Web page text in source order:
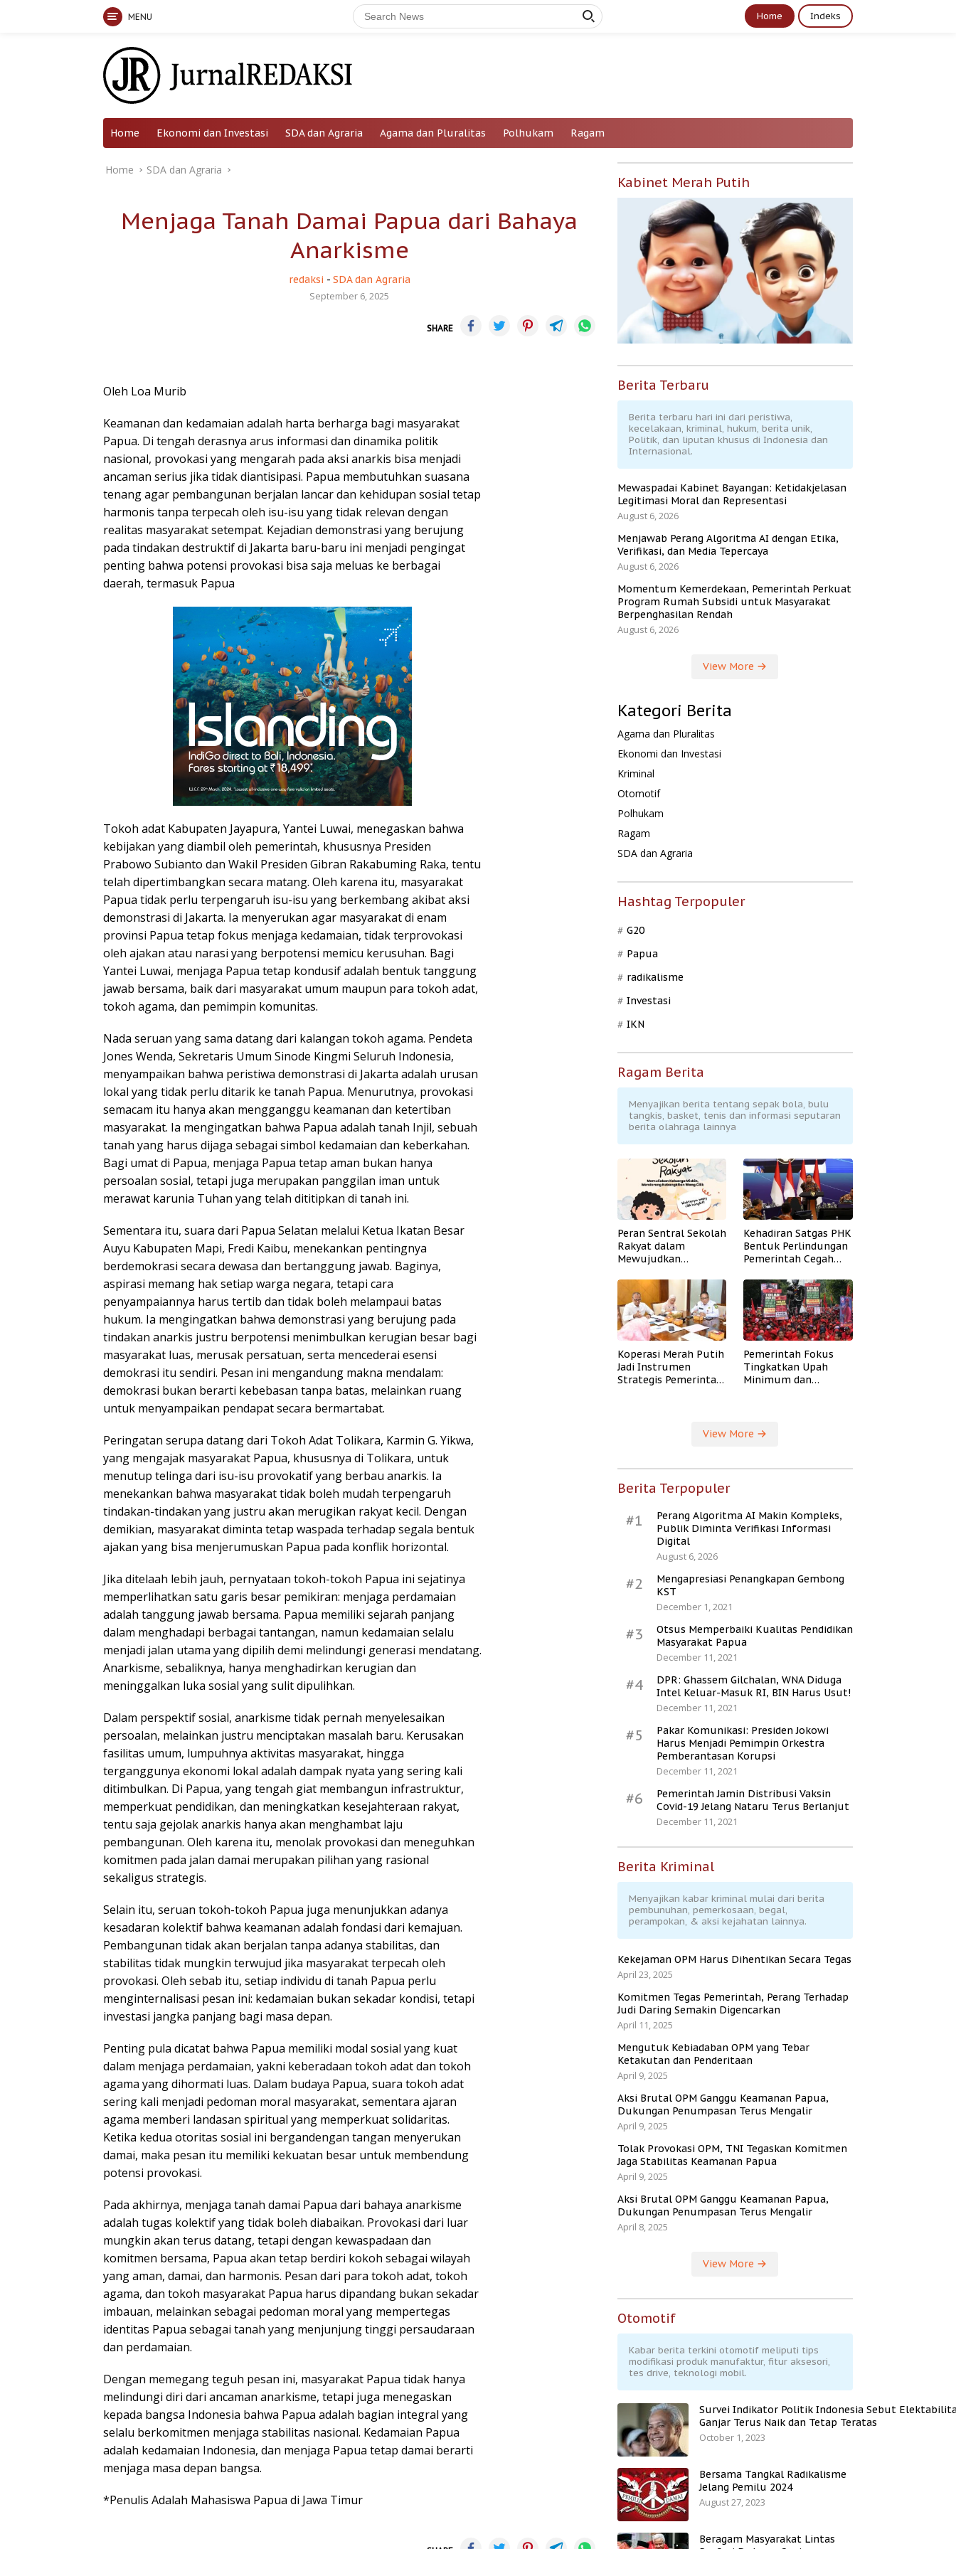
MENU Home Indeks
Home Ekonomi dan Investasi SDA dan Agraria Agama dan Pluralitas Polhukam Ragam
Home SDA dan Agraria
Menjaga Tanah Damai Papua dari Bahaya
Anarkisme
redaksi - SDA dan Agraria
September 6, 2025
SHARE
Oleh Loa Murib
Keamanan dan kedamaian adalah harta berharga bagi masyarakat
Papua. Di tengah derasnya arus informasi dan dinamika politik
nasional, provokasi yang mengarah pada aksi anarkis bisa menjadi
ancaman serius jika tidak diantisipasi. Papua membutuhkan suasana
tenang agar pembangunan berjalan lancar dan kehidupan sosial tetap
harmonis tanpa terpecah oleh isu-isu yang tidak relevan dengan
realitas masyarakat setempat. Kejadian demonstrasi yang berujung
pada tindakan destruktif di Jakarta baru-baru ini menjadi pengingat
penting bahwa potensi provokasi bisa saja meluas ke berbagai
daerah, termasuk Papua
Tokoh adat Kabupaten Jayapura, Yantei Luwai, menegaskan bahwa
kebijakan yang diambil oleh pemerintah, khususnya Presiden
Prabowo Subianto dan Wakil Presiden Gibran Rakabuming Raka, tentu
telah dipertimbangkan secara matang. Oleh karena itu, masyarakat
Papua tidak perlu terpengaruh isu-isu yang berkembang akibat aksi
demonstrasi di Jakarta. Ia menyerukan agar masyarakat di enam
provinsi Papua tetap fokus menjaga kedamaian, tidak terprovokasi
oleh ajakan atau narasi yang berpotensi memicu kerusuhan. Bagi
Yantei Luwai, menjaga Papua tetap kondusif adalah bentuk tanggung
jawab bersama, baik dari masyarakat umum maupun para tokoh adat,
tokoh agama, dan pemimpin komunitas.
Nada seruan yang sama datang dari kalangan tokoh agama. Pendeta
Jones Wenda, Sekretaris Umum Sinode Kingmi Seluruh Indonesia,
menyampaikan bahwa peristiwa demonstrasi di Jakarta adalah urusan
lokal yang tidak perlu ditarik ke tanah Papua. Menurutnya, provokasi
semacam itu hanya akan mengganggu keamanan dan ketertiban
masyarakat. Ia mengingatkan bahwa Papua adalah tanah Injil, sebuah
tanah yang harus dijaga sebagai simbol kedamaian dan keberkahan.
Bagi umat di Papua, menjaga Papua tetap aman bukan hanya
persoalan sosial, tetapi juga merupakan panggilan iman untuk
merawat karunia Tuhan yang telah dititipkan di tanah ini.
Sementara itu, suara dari Papua Selatan melalui Ketua Ikatan Besar
Auyu Kabupaten Mapi, Fredi Kaibu, menekankan pentingnya
berdemokrasi secara dewasa dan bertanggung jawab. Baginya,
aspirasi memang hak setiap warga negara, tetapi cara
penyampaiannya harus tertib dan tidak boleh melampaui batas
hukum. Ia mengingatkan bahwa demonstrasi yang berujung pada
tindakan anarkis justru berpotensi menimbulkan kerugian besar bagi
masyarakat luas, merusak persatuan, serta mencederai esensi
demokrasi itu sendiri. Pesan ini mengandung makna mendalam:
demokrasi bukan berarti kebebasan tanpa batas, melainkan ruang
untuk menyampaikan pendapat secara bermartabat.
Peringatan serupa datang dari Tokoh Adat Tolikara, Karmin G. Yikwa,
yang mengajak masyarakat Papua, khususnya di Tolikara, untuk
menutup telinga dari isu-isu provokatif yang berbau anarkis. Ia
menekankan bahwa masyarakat tidak boleh mudah terpengaruh
tindakan-tindakan yang justru akan merugikan rakyat kecil. Dengan
demikian, masyarakat diminta tetap waspada terhadap segala bentuk
ajakan yang bisa menjerumuskan Papua pada konflik horizontal.
Jika ditelaah lebih jauh, pernyataan tokoh-tokoh Papua ini sejatinya
memperlihatkan satu garis besar pemikiran: menjaga perdamaian
adalah tanggung jawab bersama. Papua memiliki sejarah panjang
dalam menghadapi berbagai tantangan, namun kedamaian selalu
menjadi jalan utama yang dipilih demi melindungi generasi mendatang.
Anarkisme, sebaliknya, hanya menghadirkan kerugian dan
meninggalkan luka sosial yang sulit dipulihkan.
Dalam perspektif sosial, anarkisme tidak pernah menyelesaikan
persoalan, melainkan justru menciptakan masalah baru. Kerusakan
fasilitas umum, lumpuhnya aktivitas masyarakat, hingga
terganggunya ekonomi lokal adalah dampak nyata yang sering kali
ditimbulkan. Di Papua, yang tengah giat membangun infrastruktur,
memperkuat pendidikan, dan meningkatkan kesejahteraan rakyat,
tentu saja gejolak anarkis hanya akan menghambat laju
pembangunan. Oleh karena itu, menolak provokasi dan meneguhkan
komitmen pada jalan damai merupakan pilihan yang rasional
sekaligus strategis.
Selain itu, seruan tokoh-tokoh Papua juga menunjukkan adanya
kesadaran kolektif bahwa keamanan adalah fondasi dari kemajuan.
Pembangunan tidak akan berjalan tanpa adanya stabilitas, dan
stabilitas tidak mungkin terwujud jika masyarakat terpecah oleh
provokasi. Oleh sebab itu, setiap individu di tanah Papua perlu
menginternalisasi pesan ini: kedamaian bukan sekadar kondisi, tetapi
investasi jangka panjang bagi masa depan.
Penting pula dicatat bahwa Papua memiliki modal sosial yang kuat
dalam menjaga perdamaian, yakni keberadaan tokoh adat dan tokoh
agama yang dihormati luas. Dalam budaya Papua, suara tokoh adat
sering kali menjadi pedoman moral masyarakat, sementara ajaran
agama memberi landasan spiritual yang memperkuat solidaritas.
Ketika kedua otoritas sosial ini bergandengan tangan menyerukan
damai, maka pesan itu memiliki kekuatan besar untuk membendung
potensi provokasi.
Pada akhirnya, menjaga tanah damai Papua dari bahaya anarkisme
adalah tugas kolektif yang tidak boleh diabaikan. Provokasi dari luar
mungkin akan terus datang, tetapi dengan kewaspadaan dan
komitmen bersama, Papua akan tetap berdiri kokoh sebagai wilayah
yang aman, damai, dan harmonis. Pesan dari para tokoh adat, tokoh
agama, dan tokoh masyarakat Papua harus dipandang bukan sekadar
imbauan, melainkan sebagai pedoman moral yang mempertegas
identitas Papua sebagai tanah yang menjunjung tinggi persaudaraan
dan perdamaian.
Dengan memegang teguh pesan ini, masyarakat Papua tidak hanya
melindungi diri dari ancaman anarkisme, tetapi juga menegaskan
kepada bangsa Indonesia bahwa Papua adalah bagian integral yang
selalu berkomitmen menjaga stabilitas nasional. Kedamaian Papua
adalah kedamaian Indonesia, dan menjaga Papua tetap damai berarti
menjaga masa depan bangsa.
*Penulis Adalah Mahasiswa Papua di Jawa Timur
Kabinet Merah Putih
Berita Terbaru
Berita terbaru hari ini dari peristiwa,
kecelakaan, kriminal, hukum, berita unik,
Politik, dan liputan khusus di Indonesia dan
Internasional.
Mewaspadai Kabinet Bayangan: Ketidakjelasan
Legitimasi Moral dan Representasi
August 6, 2026
Menjawab Perang Algoritma AI dengan Etika,
Verifikasi, dan Media Tepercaya
August 6, 2026
Momentum Kemerdekaan, Pemerintah Perkuat
Program Rumah Subsidi untuk Masyarakat
Berpenghasilan Rendah
August 6, 2026
View More
Kategori Berita
Agama dan Pluralitas
Ekonomi dan Investasi
Kriminal
Otomotif
Polhukam
Ragam
SDA dan Agraria
Hashtag Terpopuler
G20
Papua
radikalisme
Investasi
IKN
Ragam Berita
Menyajikan berita tentang sepak bola, bulu
tangkis, basket, tenis dan informasi seputaran
berita olahraga lainnya
Peran Sentral Sekolah
Rakyat dalam
Mewujudkan
Kehadiran Satgas PHK
Bentuk Perlindungan
Pemerintah Cegah
Koperasi Merah Putih
Jadi Instrumen
Strategis Pemerintah
Pemerintah Fokus
Tingkatkan Upah
Minimum dan
View More
Berita Terpopuler
#1
Perang Algoritma AI Makin Kompleks,
Publik Diminta Verifikasi Informasi
Digital
August 6, 2026
#2
Mengapresiasi Penangkapan Gembong
KST
December 1, 2021
#3
Otsus Memperbaiki Kualitas Pendidikan
Masyarakat Papua
December 11, 2021
#4
DPR: Ghassem Gilchalan, WNA Diduga
Intel Keluar-Masuk RI, BIN Harus Usut!
December 11, 2021
#5
Pakar Komunikasi: Presiden Jokowi
Harus Menjadi Pemimpin Orkestra
Pemberantasan Korupsi
December 11, 2021
#6
Pemerintah Jamin Distribusi Vaksin
Covid-19 Jelang Nataru Terus Berlanjut
December 11, 2021
Berita Kriminal
Menyajikan kabar kriminal mulai dari berita
pembunuhan, pemerkosaan, begal,
perampokan, & aksi kejahatan lainnya.
Kekejaman OPM Harus Dihentikan Secara Tegas
April 23, 2025
Komitmen Tegas Pemerintah, Perang Terhadap
Judi Daring Semakin Digencarkan
April 11, 2025
Mengutuk Kebiadaban OPM yang Tebar
Ketakutan dan Penderitaan
April 9, 2025
Aksi Brutal OPM Ganggu Keamanan Papua,
Dukungan Penumpasan Terus Mengalir
April 9, 2025
Tolak Provokasi OPM, TNI Tegaskan Komitmen
Jaga Stabilitas Keamanan Papua
April 9, 2025
Aksi Brutal OPM Ganggu Keamanan Papua,
Dukungan Penumpasan Terus Mengalir
April 8, 2025
View More
Otomotif
Kabar berita terkini otomotif meliputi tips
modifikasi produk manufaktur, fitur aksesori,
tes drive, teknologi mobil.
Survei Indikator Politik Indonesia Sebut
Ganjar Terus Naik dan Tetap Teratas
October 1, 2023
Bersama Tangkal Radikalisme
Jelang Pemilu 2024
August 27, 2023
Beragam Masyarakat Lintas